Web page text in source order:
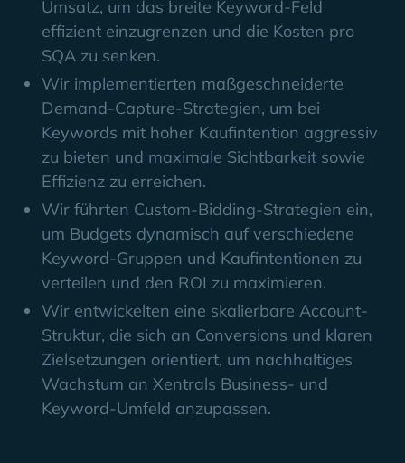
Umsatz, um das breite Keyword-Feld
effizient einzugrenzen und die Kosten pro
SQA zu senken.
Wir implementierten maßgeschneiderte
Demand-Capture-Strategien, um bei
Keywords mit hoher Kaufintention aggressiv
zu bieten und maximale Sichtbarkeit sowie
Effizienz zu erreichen.
Wir führten Custom-Bidding-Strategien ein,
um Budgets dynamisch auf verschiedene
Keyword-Gruppen und Kaufintentionen zu
verteilen und den ROI zu maximieren.
Wir entwickelten eine skalierbare Account-
Struktur, die sich an Conversions und klaren
Zielsetzungen orientiert, um nachhaltiges
Wachstum an Xentrals Business- und
Keyword-Umfeld anzupassen.